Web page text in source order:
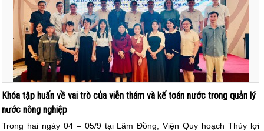
Khóa tập huấn về vai trò của viễn thám và kế toán nước trong quản lý
nước nông nghiệp
Trong hai ngày 04 – 05/9 tại Lâm Đồng, Viện Quy hoạch Thủy lợi